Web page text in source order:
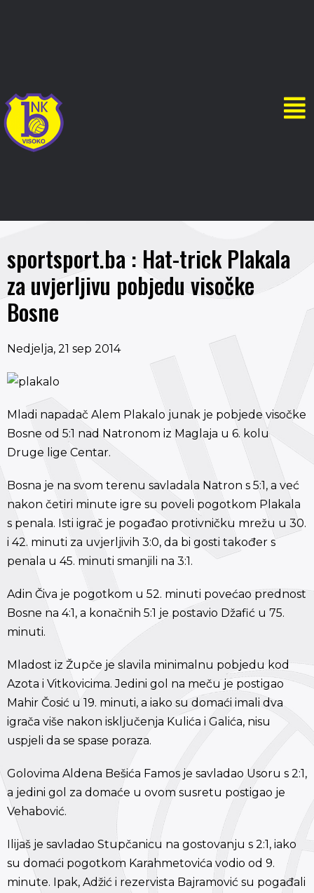
sportsport.ba : Hat-trick Plakala
za uvjerljivu pobjedu visočke
Bosne
Nedjelja, 21 sep 2014
Mladi napadač Alem Plakalo junak je pobjede visočke
Bosne od 5:1 nad Natronom iz Maglaja u 6. kolu
Druge lige Centar.
Bosna je na svom terenu savladala Natron s 5:1, a već
nakon četiri minute igre su poveli pogotkom Plakala
s penala. Isti igrač je pogađao protivničku mrežu u 30.
i 42. minuti za uvjerljivih 3:0, da bi gosti također s
penala u 45. minuti smanjili na 3:1.
Adin Čiva je pogotkom u 52. minuti povećao prednost
Bosne na 4:1, a konačnih 5:1 je postavio Džafić u 75.
minuti.
Mladost iz Župče je slavila minimalnu pobjedu kod
Azota i Vitkovicima. Jedini gol na meču je postigao
Mahir Čosić u 19. minuti, a iako su domaći imali dva
igrača više nakon isključenja Kulića i Galića, nisu
uspjeli da se spase poraza.
Golovima Aldena Bešića Famos je savladao Usoru s 2:1,
a jedini gol za domaće u ovom susretu postigao je
Vehabović.
Ilijaš je savladao Stupčanicu na gostovanju s 2:1, iako
su domaći pogotkom Karahmetovića vodio od 9.
minute. Ipak, Adžić i rezervista Bajramović su pogađali